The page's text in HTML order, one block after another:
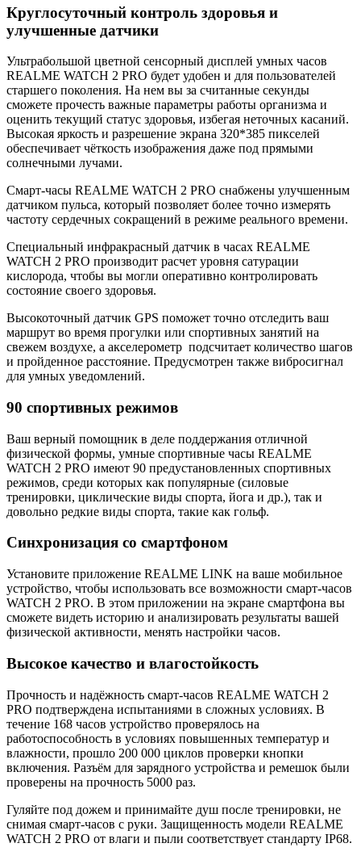
Круглосуточный контроль здоровья и
улучшенные датчики
Ультрабольшой цветной сенсорный дисплей умных часов
REALME WATCH 2 PRO будет удобен и для пользователей
старшего поколения. На нем вы за считанные секунды
сможете прочесть важные параметры работы организма и
оценить текущий статус здоровья, избегая неточных касаний.
Высокая яркость и разрешение экрана 320*385 пикселей
обеспечивает чёткость изображения даже под прямыми
солнечными лучами.
Смарт-часы REALME WATCH 2 PRO снабжены улучшенным
датчиком пульса, который позволяет более точно измерять
частоту сердечных сокращений в режиме реального времени.
Специальный инфракрасный датчик в часах REALME
WATCH 2 PRO производит расчет уровня сатурации
кислорода, чтобы вы могли оперативно контролировать
состояние своего здоровья.
Высокоточный датчик GPS поможет точно отследить ваш
маршрут во время прогулки или спортивных занятий на
свежем воздухе, а акселерометр подсчитает количество шагов
и пройденное расстояние. Предусмотрен также вибросигнал
для умных уведомлений.
90 спортивных режимов
Ваш верный помощник в деле поддержания отличной
физической формы, умные спортивные часы REALME
WATCH 2 PRO имеют 90 предустановленных спортивных
режимов, среди которых как популярные (силовые
тренировки, циклические виды спорта, йога и др.), так и
довольно редкие виды спорта, такие как гольф.
Синхронизация со смартфоном
Установите приложение REALME LINK на ваше мобильное
устройство, чтобы использовать все возможности смарт-часов
WATCH 2 PRO. В этом приложении на экране смартфона вы
сможете видеть историю и анализировать результаты вашей
физической активности, менять настройки часов.
Высокое качество и влагостойкость
Прочность и надёжность смарт-часов REALME WATCH 2
PRO подтверждена испытаниями в сложных условиях. В
течение 168 часов устройство проверялось на
работоспособность в условиях повышенных температур и
влажности, прошло 200 000 циклов проверки кнопки
включения. Разъём для зарядного устройства и ремешок были
проверены на прочность 5000 раз.
Гуляйте под дожем и принимайте душ после тренировки, не
снимая смарт-часов с руки. Защищенность модели REALME
WATCH 2 PRO от влаги и пыли соответствует стандарту IP68.